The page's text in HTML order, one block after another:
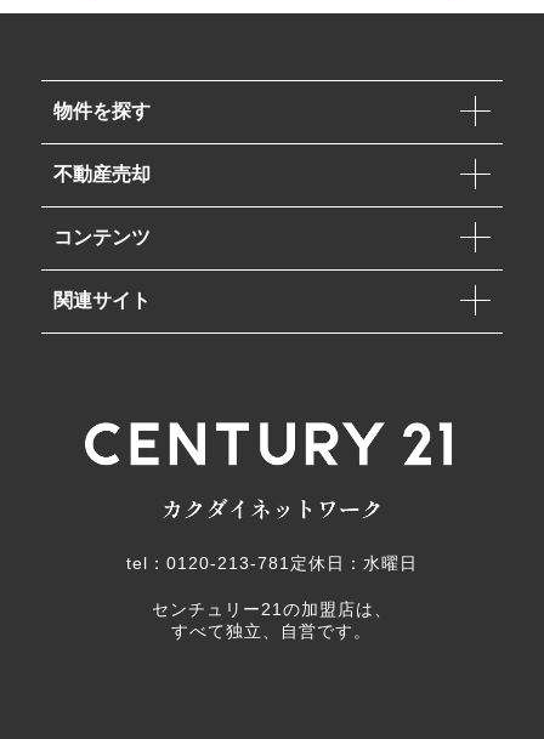
物件を探す
不動産売却
コンテンツ
関連サイト
tel：0120-213-781 定休日：水曜日
センチュリー21の加盟店は、
すべて独立、自営です。